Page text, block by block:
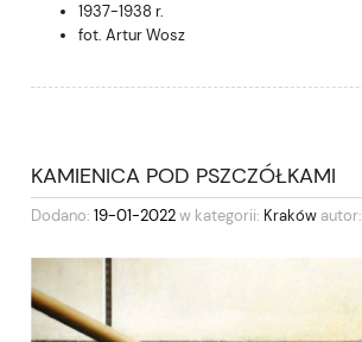
1937-1938 r.
fot. Artur Wosz
KAMIENICA POD PSZCZÓŁKAMI
Dodano: 19-01-2022w kategorii: Kraków autor: